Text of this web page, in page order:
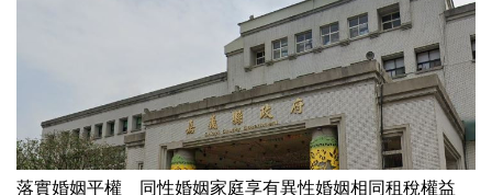
落實婚姻平權 同性婚姻家庭享有異性婚姻相同租稅權益